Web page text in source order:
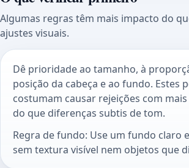
Algumas regras têm mais impacto do
ajustes visuais.
Dê prioridade ao tamanho, à
posição da cabeça e ao fundo. Estes
costumam causar rejeições com
do que diferenças subtis de tom.
Regra de fundo: Use um fundo claro
sem textura visível nem objetos que